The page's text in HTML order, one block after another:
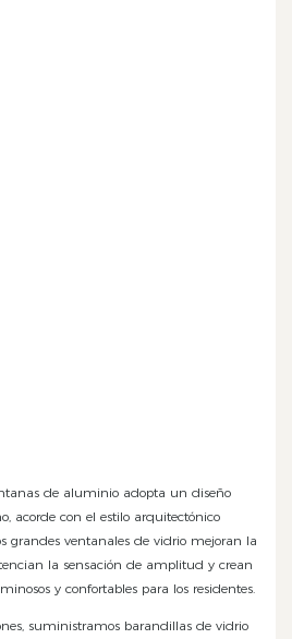
de aluminio adopta un diseño
acorde con el estilo arquitectónico
grandes ventanales de vidrio mejoran la
la sensación de amplitud y crean
y confortables para los residentes.
suministramos barandillas de vidrio